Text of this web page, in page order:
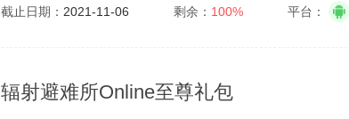
截止日期： 2021-11-06 剩余： 100% 平台：
辐射避难所Online至尊礼包